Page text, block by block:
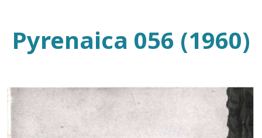
Pyrenaica 056 (1960)